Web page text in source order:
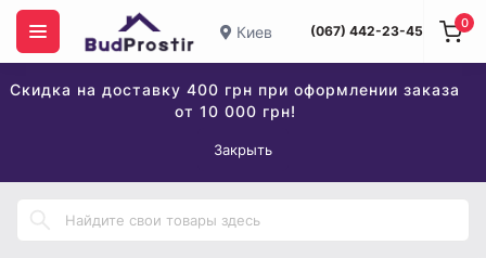
Киев (067) 442-23-45
Скидка на доставку 400 грн при оформлении заказа
от 10 000 грн!
Закрыть
0